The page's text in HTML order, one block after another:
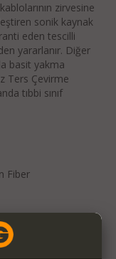
zirvesine
sonik kaynak
eden tescilli
yararlanır. Diğer
basit yakma
Ters Çevirme
tıbbi sınıf
Fiber